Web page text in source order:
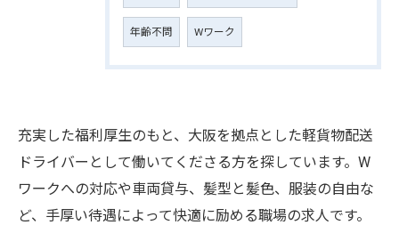
年齢不問 Wワーク
充実した福利厚生のもと、大阪を拠点とした軽貨物配送
ドライバーとして働いてくださる方を探しています。W
ワークへの対応や車両貸与、髪型と髪色、服装の自由な
ど、手厚い待遇によって快適に励める職場の求人です。